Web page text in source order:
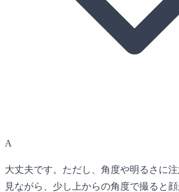
A
大丈夫です。ただし、角度や明るさに
見ながら、少し上からの角度で撮ると顔